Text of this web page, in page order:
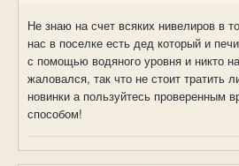
Не знаю на счет всяких нивелиров в
нас в поселке есть дед который и
с помощью водяного уровня и никто
жаловался, так что не стоит тратить
новинки а пользуйтесь проверенным
способом!